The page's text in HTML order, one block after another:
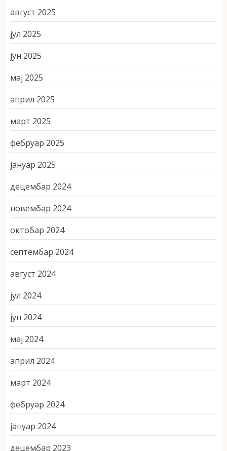
август 2025
јул 2025
јун 2025
мај 2025
април 2025
март 2025
фебруар 2025
јануар 2025
децембар 2024
новембар 2024
октобар 2024
септембар 2024
август 2024
јул 2024
јун 2024
мај 2024
април 2024
март 2024
фебруар 2024
јануар 2024
децембар 2023